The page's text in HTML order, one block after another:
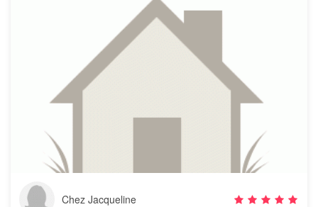
Chez Jacqueline